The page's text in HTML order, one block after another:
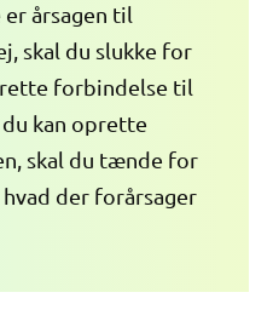
årsagen til
skal du slukke for
forbindelse til
kan oprette
skal du tænde for
hvad der forårsager